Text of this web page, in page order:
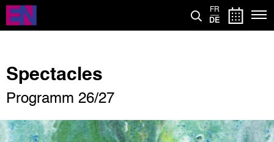
Direkt
zum
Inhalt
FR
DE
Spectacles
Programm 26/27